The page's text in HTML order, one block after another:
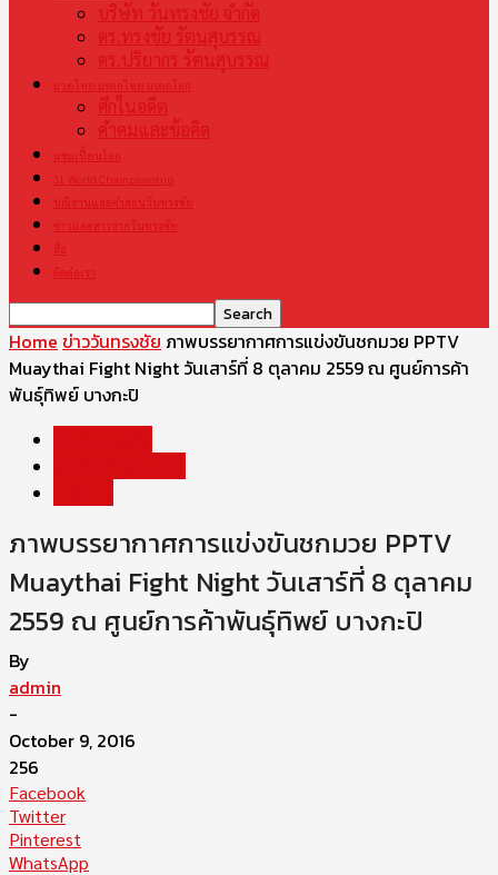
บริษัท วันทรงชัย จำกัด
ดร.ทรงชัย รัตนสุบรรณ
ดร.ปริยากร รัตนสุบรรณ
มวยไทย มรดกไทย มรดกโลก
ศึกในอดีต
คำคมและข้อคิด
แชมเปี้ยนโลก
S1 World Championship
ปณิธานและคำสอนวันทรงชัย
ข่าวและสารจากวันทรงชัย
สื่อ
ติดต่อเรา
Home ข่าววันทรงชัย ภาพบรรยากาศการแข่งขันชกมวย PPTV
Muaythai Fight Night วันเสาร์ที่ 8 ตุลาคม 2559 ณ ศูนย์การค้า
พันธุ์ทิพย์ บางกะปิ
ภาพบรรยากาศการแข่งขันชกมวย PPTV
Muaythai Fight Night วันเสาร์ที่ 8 ตุลาคม
2559 ณ ศูนย์การค้าพันธุ์ทิพย์ บางกะปิ
By
admin
-
October 9, 2016
256
Facebook
Twitter
Pinterest
WhatsApp